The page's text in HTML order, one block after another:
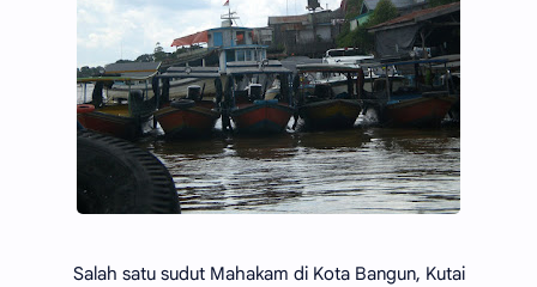
Salah satu sudut Mahakam di Kota Bangun, Kutai